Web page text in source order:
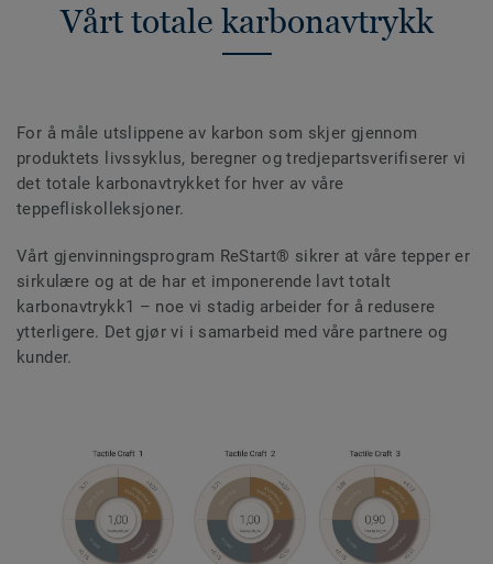
Vårt totale karbonavtrykk
For å måle utslippene av karbon som skjer gjennom
produktets livssyklus, beregner og tredjepartsverifiserer vi
det totale karbonavtrykket for hver av våre
teppefliskolleksjoner.
Vårt gjenvinningsprogram ReStart® sikrer at våre tepper er
sirkulære og at de har et imponerende lavt totalt
karbonavtrykk1 – noe vi stadig arbeider for å redusere
ytterligere. Det gjør vi i samarbeid med våre partnere og
kunder.